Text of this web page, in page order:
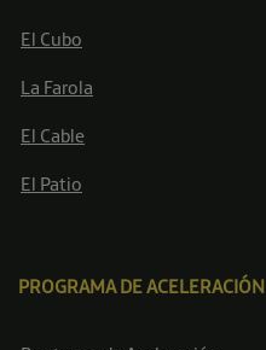
El Cubo
La Farola
El Cable
El Patio
PROGRAMA DE ACELERACIÓN